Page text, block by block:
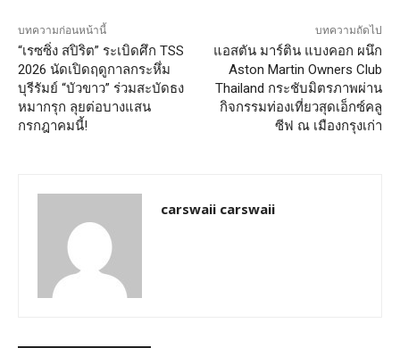
บทความก่อนหน้านี้
“เรซซิ่ง สปิริต” ระเบิดศึก TSS
2026 นัดเปิดฤดูกาลกระหึ่ม
บุรีรัมย์ “บัวขาว” ร่วมสะบัดธง
หมากรุก ลุยต่อบางแสน
กรกฎาคมนี้!
บทความถัดไป
แอสตัน มาร์ติน แบงคอก ผนึก
Aston Martin Owners Club
Thailand กระชับมิตรภาพผ่าน
กิจกรรมท่องเที่ยวสุดเอ็กซ์คลู
ซีฟ ณ เมืองกรุงเก่า
carswaii carswaii